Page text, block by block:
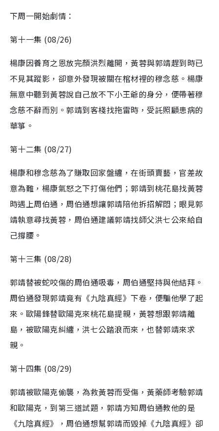
下周一開始劇情：
第十一集 (08/26)
楊康因養育之恩放完顏洪烈離開，黃蓉與郭靖趕到時已
不見其蹤影，卻意外發現被關在棺材裡的穆念慈。楊康
無意中聽到黃蓉說自己放不下小王爺的身分，便帶著穆
念慈不辭而別。郭靖到客棧找拖雷時，受託照顧患病的
華箏。
第十二集 (08/27)
楊康和穆念慈為了賺取回家盤纏，在街頭賣藝，官差故
意為難，楊康氣怒之下打傷他們；郭靖到桃花島找黃蓉
時遇上周伯通，周伯通想讓郭靖陪他拆招解悶；眼見郭
靖執意尋找黃蓉，周伯通建議郭靖找師父洪七公來給自
己撐腰。
第十三集 (08/28)
郭靖替被蛇咬傷的周伯通吸毒，周伯通堅持與他結拜。
周伯通發現郭靖竟有《九陰真經》下卷，便騙他學了起
來。歐陽鋒替歐陽克來桃花島提親，黃蓉想跟郭靖離
島，被歐陽克糾纏，洪七公踏浪而來，也替郭靖來求
親。
第十四集 (08/29)
郭靖被歐陽克偷襲，為救黃蓉而受傷，黃藥師考驗郭靖
和歐陽克，到第三道試題，郭靖方知周伯通教他的是
《九陰真經》，周伯通想幫郭靖而毀掉《九陰真經》卻